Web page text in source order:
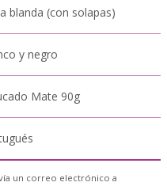
blanda (con solapas)
y negro
Mate 90g
un correo electrónico a